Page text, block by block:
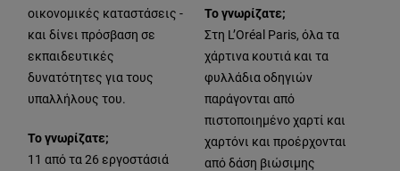
οικονομικές καταστάσεις -
και δίνει πρόσβαση σε
εκπαιδευτικές
δυνατότητες για τους
υπαλλήλους του.
Το γνωρίζατε;
11 από τα 26 εργοστάσιά
Το γνωρίζατε;
Στη L’Oréal Paris, όλα τα
χάρτινα κουτιά και τα
φυλλάδια οδηγιών
παράγονται από
πιστοποιημένο χαρτί και
χαρτόνι και προέρχονται
από δάση βιώσιμης